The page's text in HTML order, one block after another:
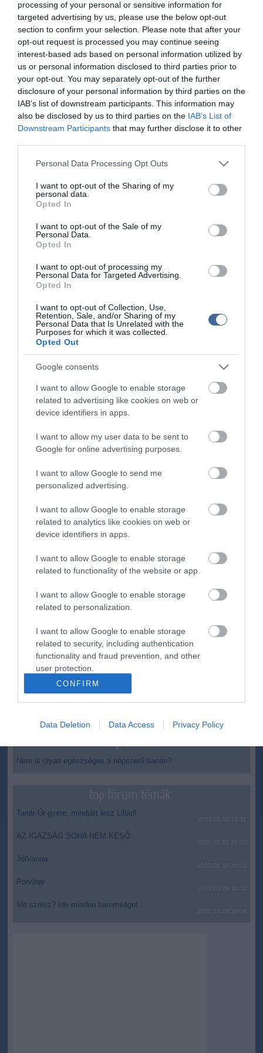
processing of your personal or sensitive information for
targeted advertising by us, please use the below opt-out
section to confirm your selection. Please note that after your
opt-out request is processed you may continue seeing
interest-based ads based on personal information utilized by
us or personal information disclosed to third parties prior to
your opt-out. You may separately opt-out of the further
disclosure of your personal information by third parties on the
IAB’s list of downstream participants. This information may
also be disclosed by us to third parties on the IAB’s List of
Downstream Participants that may further disclose it to other
Please note that this website/app uses one or more Google
not limited to your visit or usage behaviour. You may click to
grant or deny consent to Google and its third-party tags to
use your data for below specified purposes in below Google
consent section.
Personal Data Processing Opt Outs
I want to opt-out of the Sharing of my
personal data.
Opted In
I want to opt-out of the Sale of my
Personal Data.
Opted In
I want to opt-out of processing my
Personal Data for Targeted Advertising.
Opted In
I want to opt-out of Collection, Use,
Retention, Sale, and/or Sharing of my
Personal Data that Is Unrelated with the
Purposes for which it was collected.
Opted Out
Google consents
I want to allow Google to enable storage
related to advertising like cookies on web or
device identifiers in apps.
I want to allow my user data to be sent to
Google for online advertising purposes.
I want to allow Google to send me
personalized advertising.
I want to allow Google to enable storage
related to analytics like cookies on web or
device identifiers in apps.
I want to allow Google to enable storage
related to functionality of the website or app.
I want to allow Google to enable storage
related to personalization.
I want to allow Google to enable storage
related to security, including authentication
functionality and fraud prevention, and other
user protection.
CONFIRM
Data Deletion Data Access Privacy Policy
A földszinten ökölvívóterem és egy erősítőterem is helyet kapott,
az emeleten pedig egy szabványméretű kézilabdapályát
használhatnak a fiatalok.
Az edzőcsarnok tökéletes kiegészítése a meglévő
versenycsarnoknak, mivel így a terület összességében alkalmas
nagyobb utánpótlás- és felnőttversenyek megrendezésére mind
csapat-, mind egyéni sportágakban.
Az eseményen több vezető tisztségviselő mellett részt vett Tarlós
István főpolgármester és Simicskó István, az Emberi Erőforrások
Minisztériumának sportért felelős államtitkára is.
Kapcsolódó írások:
Először kapott ki a címvédő Vasas
A Vasas a negyedik elődöntős
Szolnok- és Vasas-siker
258,4 millió forinttal támogatja a kormány a Vasast
Napokon belül új tulajdonosa lehet a Vasas Futball Kft.-nek
network nézeteit tükrözik. A szerkesztőség mindössze a hírek
publikációjával foglalkozik, a kommenteket nem tudja befolyásolni
- azok az olvasók személyes véleményét tartalmazzák.
Kérjük, kulturáltan, mások személyiségi jogainak és jó hírnevének
tiszteletben tartásával kommenteljenek!
ma.hu legfrissebb hírei:
Magyar Péter: átfogó energiafejlesztési tervet fogadott el a
Kenyában bezzeg minden zöldebb
A Tisza-frakció kezdeményezte, hogy jövő kedden legyen
az államfőválasztás
Szomjazó gólyának adott inni egy férfi Tiszakécskénél -
megható pillanatot rögzített a kamera
Nem is olyan egészséges a népszerű banán?
Tanár Úr gyere, mindjárt lesz Lillád!
AZ IGAZSÁG SOHA NEM KÉSŐ
JólVanna
Porvihar
Mit szólsz? Ide minden baromságot...